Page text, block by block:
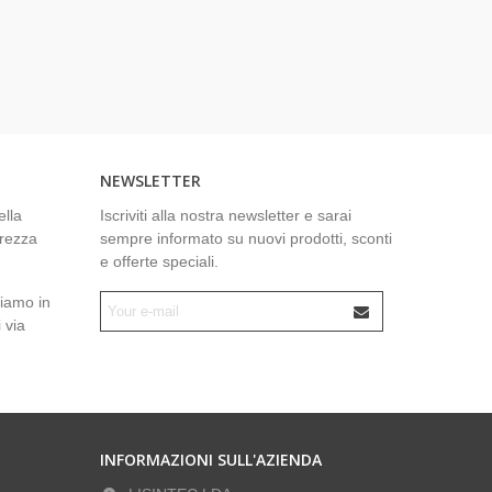
in
via
NEWSLETTER
Iscriviti alla nostra newsletter e sarai
sempre informato su nuovi prodotti, sconti
e offerte speciali.
INFORMAZIONI SULL'AZIENDA